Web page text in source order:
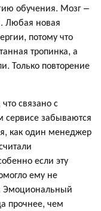
обучения. Мозг –
Любая новая
потому что
тропинка, а
Только повторение
связано с
сервисе забываются
как один менеджер
если эту
ему не
Эмоциональный
прочнее, чем